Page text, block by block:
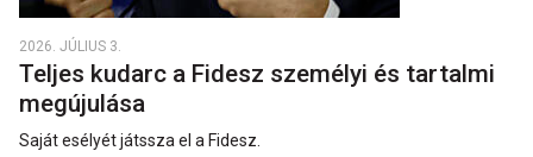
2026. JÚLIUS 3.
Teljes kudarc a Fidesz személyi és tartalmi
megújulása
Saját esélyét játssza el a Fidesz.